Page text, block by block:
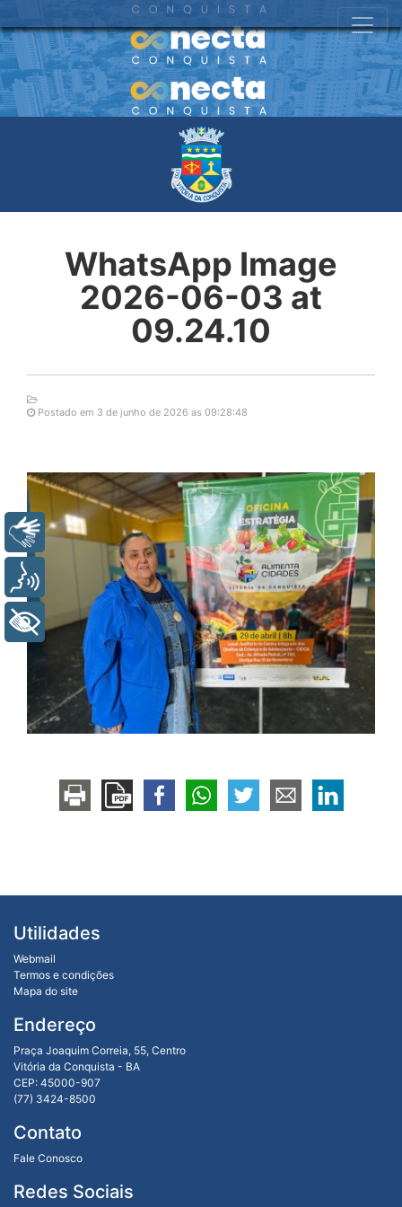
WhatsApp Image
2026-06-03 at
09.24.10
Postado em 3 de junho de 2026 as 09:28:48
Utilidades
Webmail
Termos e condições
Mapa do site
Endereço
Praça Joaquim Correia, 55, Centro
Vitória da Conquista - BA
CEP: 45000-907
(77) 3424-8500
Contato
Fale Conosco
Redes Sociais
Libras
+ Acessibilidade